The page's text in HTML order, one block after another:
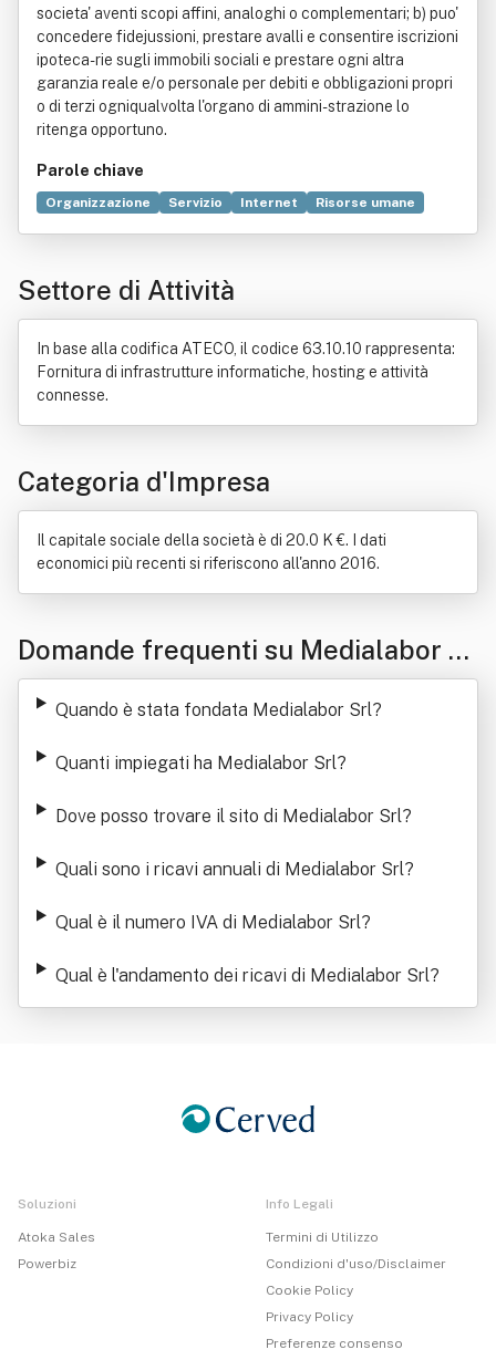
societa' aventi scopi affini, analoghi o complementari; b) puo'
concedere fidejussioni, prestare avalli e consentire iscrizioni
ipoteca- rie sugli immobili sociali e prestare ogni altra
garanzia reale e/o personale per debiti e obbligazioni propri
o di terzi ogniqualvolta l'organo di ammini- strazione lo
ritenga opportuno.
Parole chiave
Organizzazione Servizio Internet
Risorse umane
Periodico
Promozione
Settore di Attività
In base alla codifica ATECO, il codice 63.10.10 rappresenta:
Fornitura di infrastrutture informatiche, hosting e attività
connesse.
Categoria d'Impresa
Il capitale sociale della società è di 20.0 K €. I dati
economici più recenti si riferiscono all'anno 2016.
Domande frequenti su Medialabor Sr
l
Quando è stata fondata Medialabor Srl?
Quanti impiegati ha Medialabor Srl?
Dove posso trovare il sito di Medialabor Srl?
Quali sono i ricavi annuali di Medialabor Srl?
Qual è il numero IVA di Medialabor Srl?
Qual è l'andamento dei ricavi di Medialabor Srl?
Soluzioni
Atoka Sales
Powerbiz
Info Legali
Termini di Utilizzo
Condizioni d'uso/Disclaimer
Cookie Policy
Privacy Policy
Preferenze consenso